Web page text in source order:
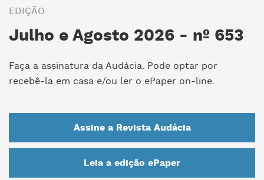
EDIÇÃO
Julho e Agosto 2026 - nº 653
Faça a assinatura da Audácia. Pode optar por
recebê-la em casa e/ou ler o ePaper on-line.
Assine a Revista Audácia
Leia a edição ePaper